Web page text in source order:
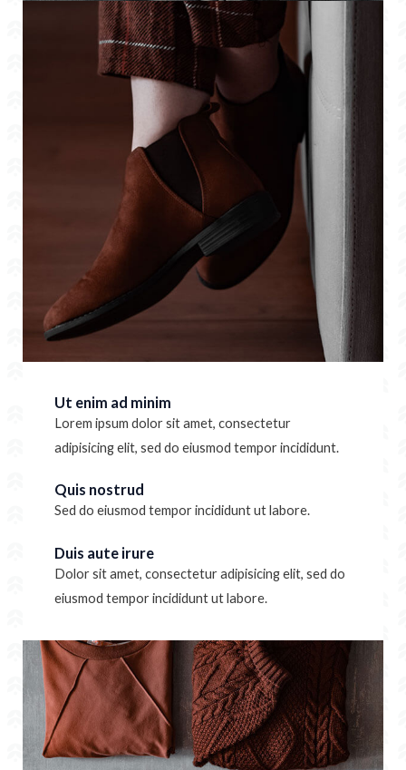
Ut enim ad minim
Lorem ipsum dolor sit amet, consectetur
adipisicing elit, sed do eiusmod tempor incididunt.
Quis nostrud
Sed do eiusmod tempor incididunt ut labore.
Duis aute irure
Dolor sit amet, consectetur adipisicing elit, sed do
eiusmod tempor incididunt ut labore.